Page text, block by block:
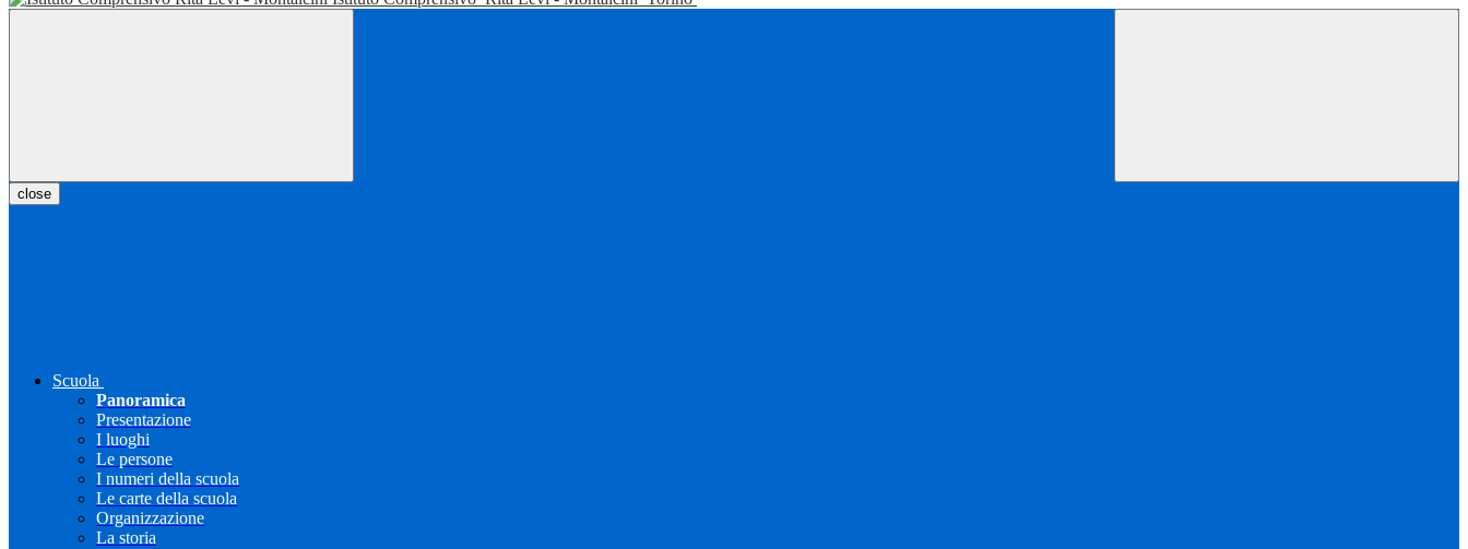
close
Scuola
Panoramica
Presentazione
I luoghi
Le persone
I numeri della scuola
Le carte della scuola
Organizzazione
La storia